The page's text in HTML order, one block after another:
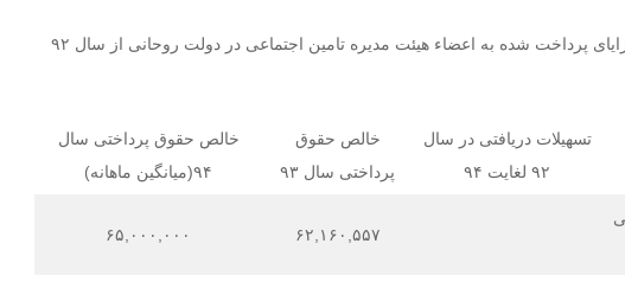
میانگین خالص حقوق و مزایای پرداخت شده به اعضاء هیئت مدیره تامین اجتماعی در دولت روحانی از سال ۹۲
تسهیلات دریافتی در سال
۹۲ لغایت ۹۴
خالص حقوق
پرداختی سال ۹۳
خالص حقوق پرداختی سال
۹۴(میانگین ماهانه)
۶۲,۱۶۰,۵۵۷ ۶۵,۰۰۰,۰۰۰